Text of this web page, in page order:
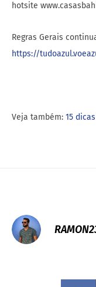
hotsite
Regras Gerais
https://
Veja também: 15